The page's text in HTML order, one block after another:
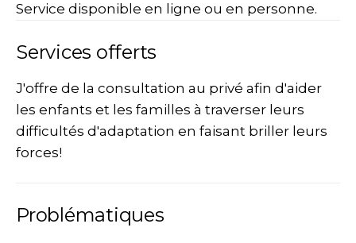
Service disponible en ligne ou en personne.
Services offerts
J'offre de la consultation au privé afin d'aider
les enfants et les familles à traverser leurs
difficultés d'adaptation en faisant briller leurs
forces!
Problématiques